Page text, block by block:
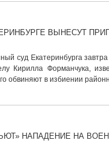
ВЫНЕСУТ
суд Екатеринбурга
Кирилла Форманчука,
обвиняют в избиении
НАПАДЕНИЕ НА